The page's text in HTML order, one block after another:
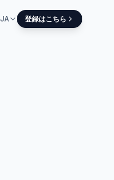
JA 登録はこちら